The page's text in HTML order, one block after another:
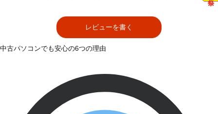
レビューを書く
中古パソコンでも安心の6つの理由